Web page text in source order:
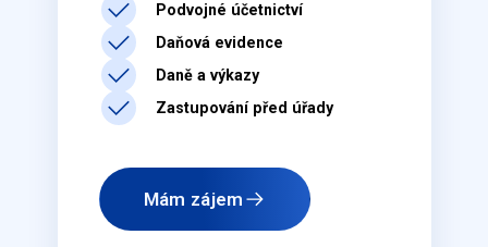
Podvojné účetnictví
Daňová evidence
Daně a výkazy
Zastupování před úřady
Mám zájem